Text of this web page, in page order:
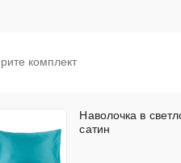
комплект
Наволочка в
сатин